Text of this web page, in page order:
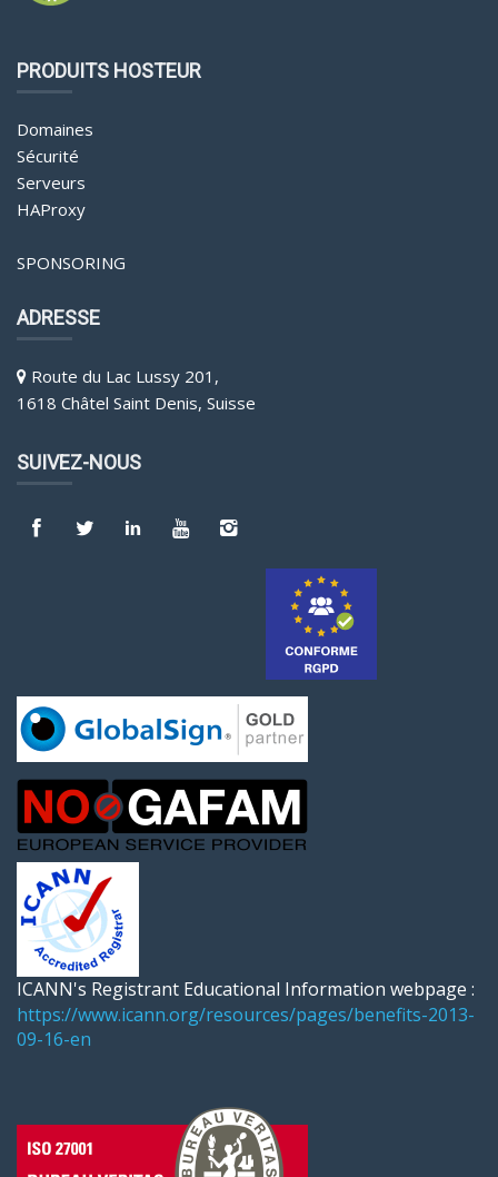
PRODUITS HOSTEUR
Domaines
Sécurité
Serveurs
HAProxy
SPONSORING
ADRESSE
Route du Lac Lussy 201,
1618 Châtel Saint Denis, Suisse
SUIVEZ-NOUS
ICANN's Registrant Educational Information webpage :
https://www.icann.org/resources/pages/benefits-2013-
09-16-en